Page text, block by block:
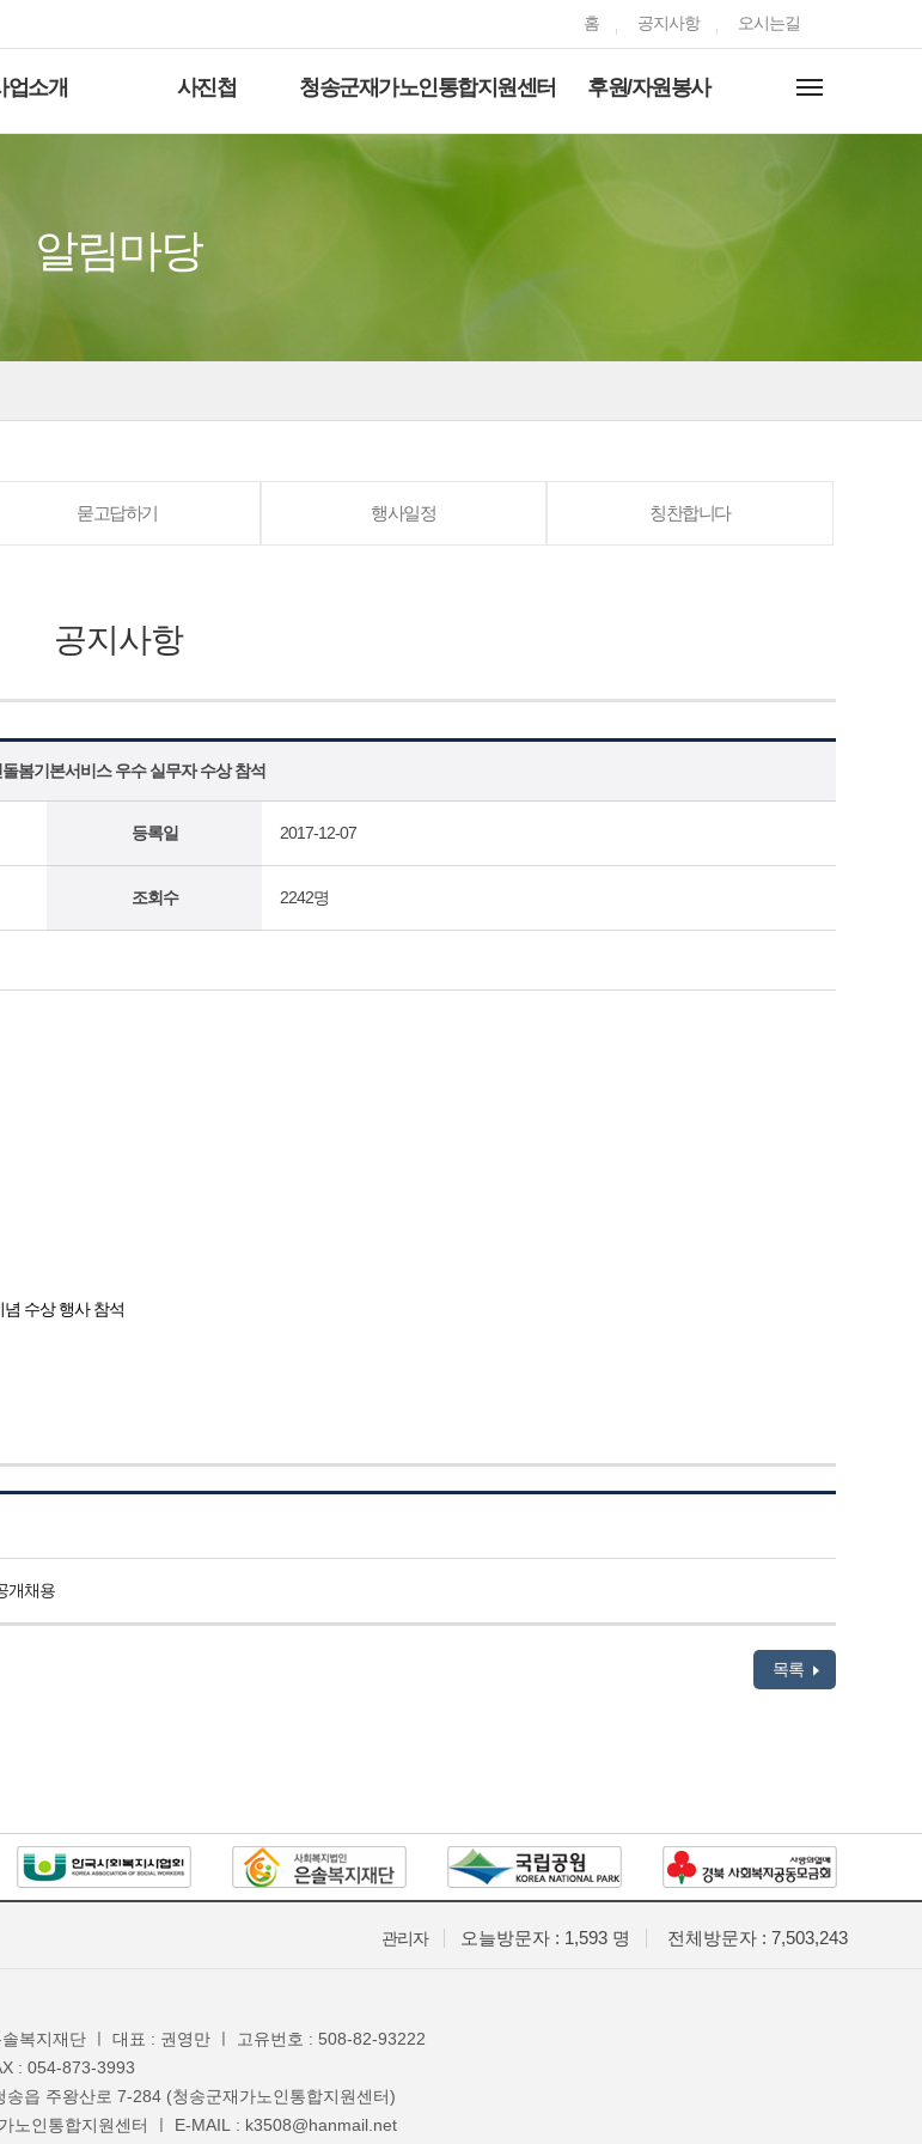
홈 공지사항 오시는길
업소개 사진첩 청송군재가노인통합지원센터 후원/자원봉사
알림마당
묻고답하기 행사일정 칭찬합니다
공지사항
돌봄기본서비스 우수 실무자 수상 참석
등록일 2017-12-07
조회수 2242명
수상 행사 참석
개채용
목록
전체방문자 : 7,503,243
오늘방문자 : 1,593 명
관리자
복지재단 ㅣ 대표 : 권영만 ㅣ 고유번호 : 508-82-93222
: 054-873-3993
송읍 주왕산로 7-284 (청송군재가노인통합지원센터)
노인통합지원센터 ㅣ E-MAIL : k3508@hanmail.net